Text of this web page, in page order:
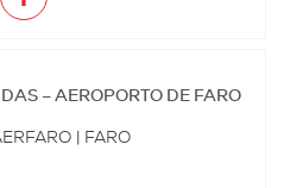
– AEROPORTO DE FARO
| FARO